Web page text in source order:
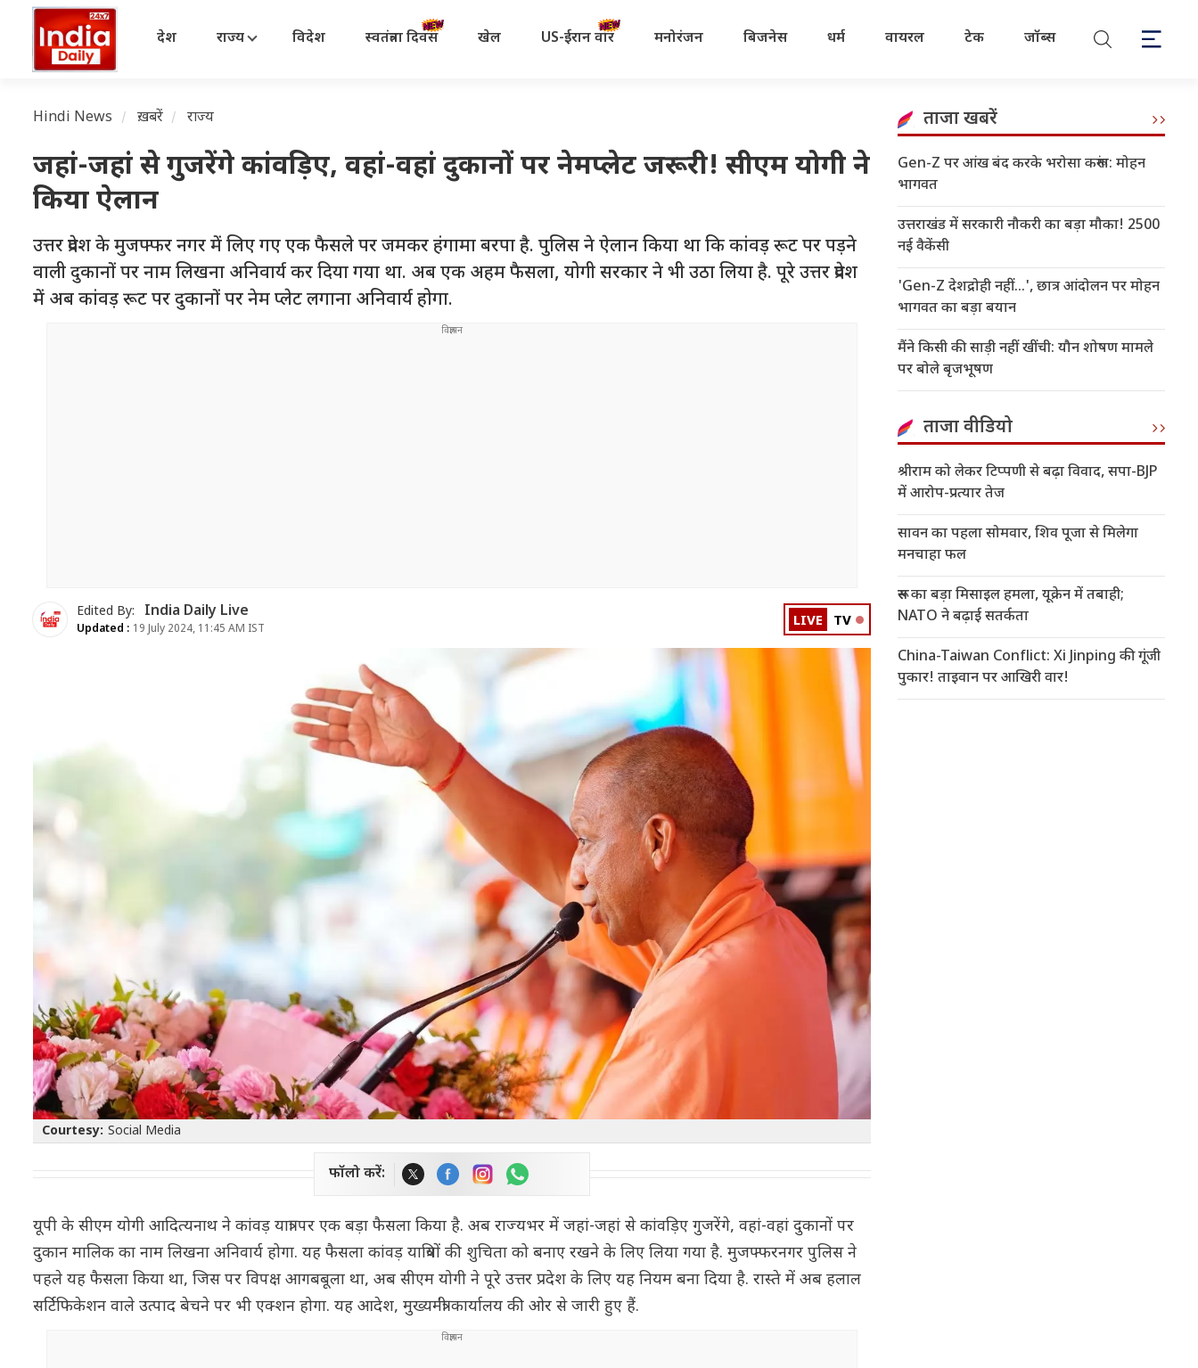
देश राज्य विदेश स्वतंत्रता दिवस खेल US-ईरान वॉर मनोरंजन बिजनेस धर्म वायरल टेक जॉब्स
Hindi News ख़बरें राज्य
जहां-जहां से गुजरेंगे कांवड़िए, वहां-वहां दुकानों पर नेमप्लेट जरूरी! सीएम योगी ने
किया ऐलान
उत्तर प्रदेश के मुजफ्फर नगर में लिए गए एक फैसले पर जमकर हंगामा बरपा है. पुलिस ने ऐलान किया था कि कांवड़ रूट पर पड़ने
वाली दुकानों पर नाम लिखना अनिवार्य कर दिया गया था. अब एक अहम फैसला, योगी सरकार ने भी उठा लिया है. पूरे उत्तर प्रदेश
में अब कांवड़ रूट पर दुकानों पर नेम प्लेट लगाना अनिवार्य होगा.
Edited By: India Daily Live
Updated : 19 July 2024, 11:45 AM IST LIVE TV
Courtesy: Social Media
फॉलो करें:
यूपी के सीएम योगी आदित्यनाथ ने कांवड़ यात्रा पर एक बड़ा फैसला किया है. अब राज्यभर में जहां-जहां से कांवड़िए गुजरेंगे, वहां-वहां दुकानों पर
दुकान मालिक का नाम लिखना अनिवार्य होगा. यह फैसला कांवड़ यात्रियों की शुचिता को बनाए रखने के लिए लिया गया है. मुजफ्फरनगर पुलिस ने
पहले यह फैसला किया था, जिस पर विपक्ष आगबबूला था, अब सीएम योगी ने पूरे उत्तर प्रदेश के लिए यह नियम बना दिया है. रास्ते में अब हलाल
सर्टिफिकेशन वाले उत्पाद बेचने पर भी एक्शन होगा. यह आदेश, मुख्यमंत्री कार्यालय की ओर से जारी हुए हैं.
ताजा खबरें
Gen-Z पर आंख बंद करके भरोसा करूंगा: मोहन
भागवत
उत्तराखंड में सरकारी नौकरी का बड़ा मौका! 2500
नई वैकेंसी
'Gen-Z देशद्रोही नहीं...', छात्र आंदोलन पर मोहन
भागवत का बड़ा बयान
मैंने किसी की साड़ी नहीं खींची: यौन शोषण मामले
पर बोले बृजभूषण
ताजा वीडियो
श्रीराम को लेकर टिप्पणी से बढ़ा विवाद, सपा-BJP
में आरोप-प्रत्यार तेज
सावन का पहला सोमवार, शिव पूजा से मिलेगा
मनचाहा फल
रूस का बड़ा मिसाइल हमला, यूक्रेन में तबाही;
NATO ने बढ़ाई सतर्कता
China-Taiwan Conflict: Xi Jinping की गूंजी
पुकार! ताइवान पर आखिरी वार!